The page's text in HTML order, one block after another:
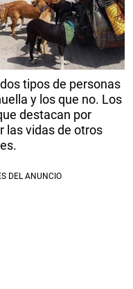
tipos de personas
y los que no. Los
destacan por
las vidas de otros